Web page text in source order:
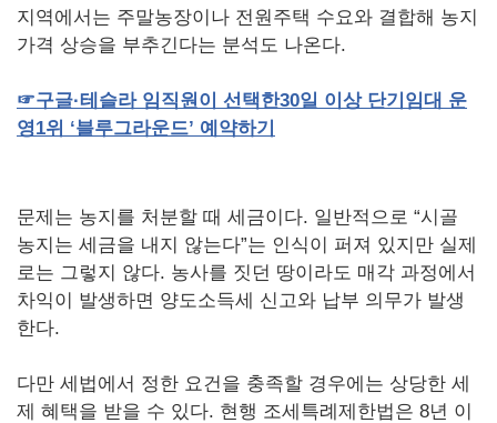
지역에서는 주말농장이나 전원주택 수요와 결합해 농지
가격 상승을 부추긴다는 분석도 나온다.
☞구글·테슬라 임직원이 선택한30일 이상 단기임대 운
영1위 ‘블루그라운드’ 예약하기
문제는 농지를 처분할 때 세금이다. 일반적으로 “시골
농지는 세금을 내지 않는다”는 인식이 퍼져 있지만 실제
로는 그렇지 않다. 농사를 짓던 땅이라도 매각 과정에서
차익이 발생하면 양도소득세 신고와 납부 의무가 발생
한다.
다만 세법에서 정한 요건을 충족할 경우에는 상당한 세
제 혜택을 받을 수 있다. 현행 조세특례제한법은 8년 이